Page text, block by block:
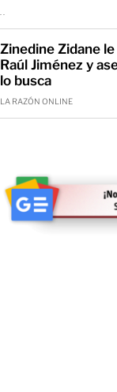
Zinedine Zidane
Raúl Jiménez y
lo busca
LA RAZÓN ONLINE